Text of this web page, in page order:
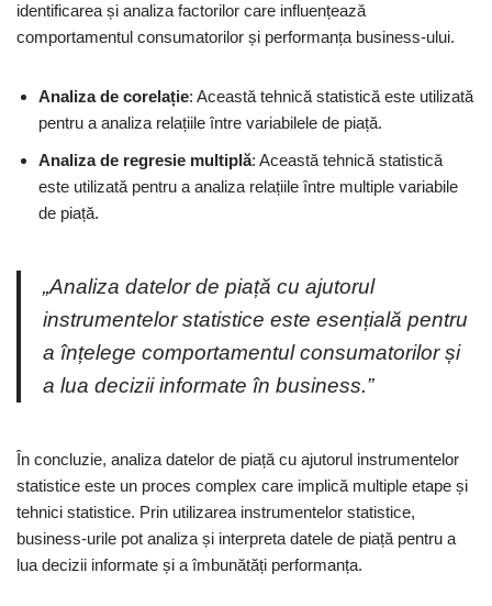
identificarea și analiza factorilor care influențează
comportamentul consumatorilor și performanța business-ului.
Analiza de corelație: Această tehnică statistică este utilizată
pentru a analiza relațiile între variabilele de piață.
Analiza de regresie multiplă: Această tehnică statistică
este utilizată pentru a analiza relațiile între multiple variabile
de piață.
„Analiza datelor de piață cu ajutorul
instrumentelor statistice este esențială pentru
a înțelege comportamentul consumatorilor și
a lua decizii informate în business.”
În concluzie, analiza datelor de piață cu ajutorul instrumentelor
statistice este un proces complex care implică multiple etape și
tehnici statistice. Prin utilizarea instrumentelor statistice,
business-urile pot analiza și interpreta datele de piață pentru a
lua decizii informate și a îmbunătăți performanța.